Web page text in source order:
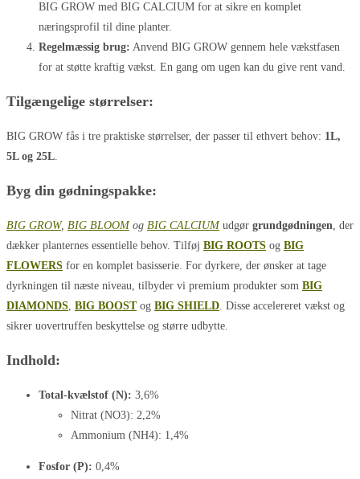
BIG GROW med BIG CALCIUM for at sikre en komplet
næringsprofil til dine planter.
Regelmæssig brug: Anvend BIG GROW gennem hele vækstfasen
for at støtte kraftig vækst. En gang om ugen kan du give rent vand.
Tilgængelige størrelser:
BIG GROW fås i tre praktiske størrelser, der passer til ethvert behov: 1L,
5L og 25L.
Byg din gødningspakke:
BIG GROW, BIG BLOOMog BIG CALCIUMudgør grundgødningen, der
dækker planternes essentielle behov. Tilføj BIG ROOTS og BIG
FLOWERS for en komplet basisserie. For dyrkere, der ønsker at tage
dyrkningen til næste niveau, tilbyder vi premium produkter som BIG
DIAMONDS, BIG BOOSTog BIG SHIELD. Disse accelereret vækst og
sikrer uovertruffen beskyttelse og større udbytte.
Indhold:
Total-kvælstof (N): 3,6%
Nitrat (NO3): 2,2%
Ammonium (NH4): 1,4%
Fosfor (P): 0,4%